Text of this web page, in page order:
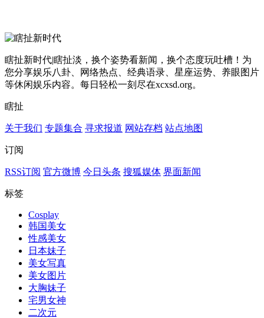
瞎扯新时代|瞎扯淡，换个姿势看新闻，换个态度玩吐槽！为
您分享娱乐八卦、网络热点、经典语录、星座运势、养眼图片
等休闲娱乐内容。每日轻松一刻尽在xcxsd.org。
瞎扯
关于我们 专题集合 寻求报道 网站存档 站点地图
订阅
RSS订阅 官方微博 今日头条 搜狐媒体 界面新闻
标签
Cosplay
韩国美女
性感美女
日本妹子
美女写真
美女图片
大胸妹子
宅男女神
二次元